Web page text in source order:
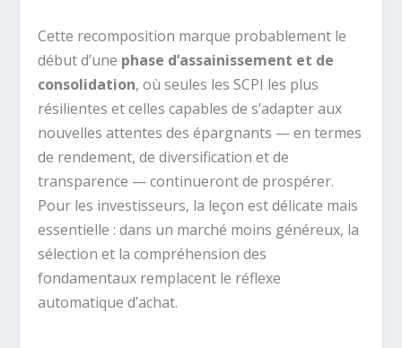
Cette recomposition marque probablement le
début d’une phase d’assainissement et de
consolidation, où seules les SCPI les plus
résilientes et celles capables de s’adapter aux
nouvelles attentes des épargnants — en termes
de rendement, de diversification et de
transparence — continueront de prospérer.
Pour les investisseurs, la leçon est délicate mais
essentielle : dans un marché moins généreux, la
sélection et la compréhension des
fondamentaux remplacent le réflexe
automatique d’achat.